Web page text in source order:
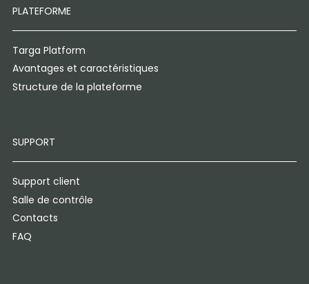
PLATEFORME
Targa Platform
Avantages et caractéristiques
Structure de la plateforme
SUPPORT
Support client
Salle de contrôle
Contacts
FAQ